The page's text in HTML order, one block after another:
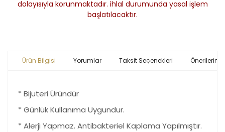
dolayısıyla korunmaktadır. ihlal durumunda yasal işlem
başlatılacaktır.
Ürün Bilgisi Yorumlar Taksit Seçenekleri Önerileriniz
* Bijuteri Üründür
* Günlük Kullanıma Uygundur.
* Alerji Yapmaz. Antibakteriel Kaplama Yapılmıştır.